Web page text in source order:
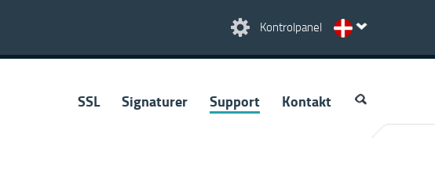
Kontrolpanel
SSL Signaturer Support Kontakt